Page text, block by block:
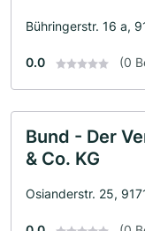
Bühringerstr. 16 a,
0.0 (0
Bund - Der
& Co. KG
Osianderstr. 25,